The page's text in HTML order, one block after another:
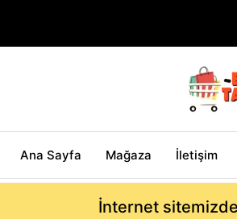
Ana Sayfa Mağaza İletişim
İnternet